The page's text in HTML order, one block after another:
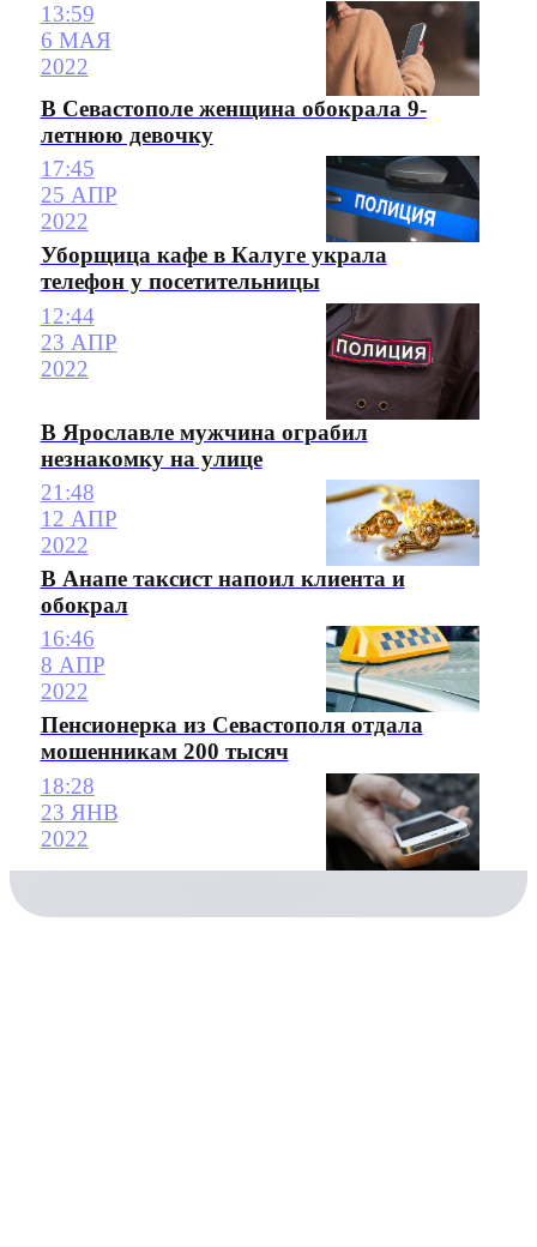
13:59
6 МАЯ
2022
В Севастополе женщина обокрала 9-
летнюю девочку
17:45
25 АПР
2022
Уборщица кафе в Калуге украла
телефон у посетительницы
12:44
23 АПР
2022
В Ярославле мужчина ограбил
незнакомку на улице
21:48
12 АПР
2022
В Анапе таксист напоил клиента и
обокрал
16:46
8 АПР
2022
Пенсионерка из Севастополя отдала
мошенникам 200 тысяч
18:28
23 ЯНВ
2022